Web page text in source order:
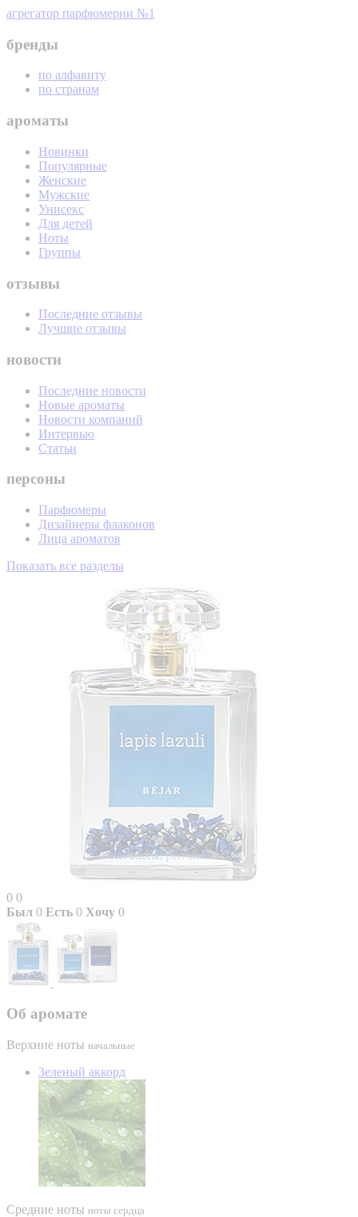
агрегатор парфюмерии №1
бренды
по алфавиту
по странам
ароматы
Новинки
Популярные
Женские
Мужские
Унисекс
Для детей
Ноты
Группы
отзывы
Последние отзывы
Лучшие отзывы
новости
Последние новости
Новые ароматы
Новости компаний
Интервью
Статьи
персоны
Парфюмеры
Дизайнеры флаконов
Лица ароматов
Показать все разделы
0 0
Был 0 Есть 0 Хочу 0
Об аромате
Верхние ноты начальные
Зеленый аккорд
Средние ноты ноты сердца